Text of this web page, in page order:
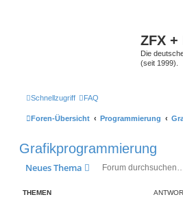
ZFX +
Die
(seit 1999).
Schnellzugriff FAQ
Foren-Übersicht Programmierung
Grafikprogrammierung
Neues Thema
THEMEN